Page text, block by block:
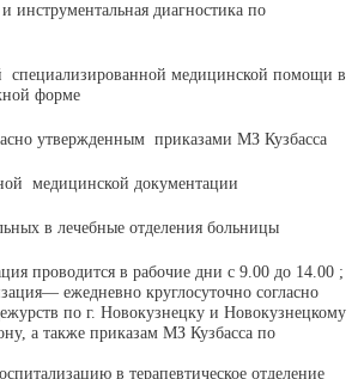
инструментальная диагностика по
специализированной медицинской помощи в
форме
утвержденным приказами МЗ Кузбасса
медицинской документации
в лечебные отделения больницы
проводится в рабочие дни с 9.00 до 14.00 ;
ежедневно круглосуточно согласно
по г. Новокузнецку и Новокузнецкому
а также приказам МЗ Кузбасса по
в терапевтическое отделение